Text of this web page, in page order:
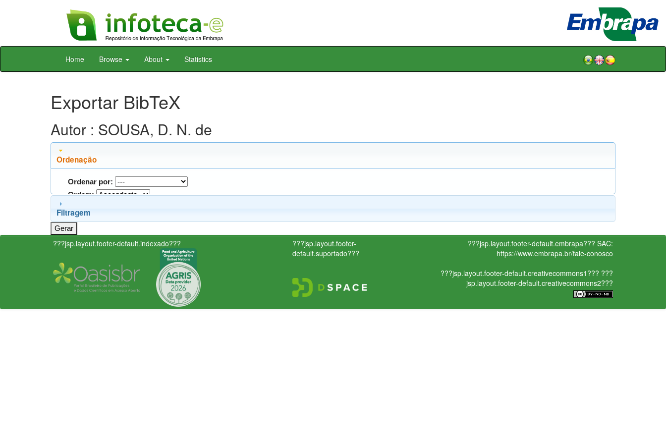
Skip
Home Browse About Statistics
Exportar BibTeX
Autor : SOUSA, D. N. de
Ordenação
Ordenar por:
Ordem:
Filtragem
???jsp.layout.footer-default.indexado???
???jsp.layout.footer-
default.suportado???
???jsp.layout.footer-default.embrapa??? SAC:
https://www.embrapa.br/fale-conosco
???jsp.layout.footer-default.creativecommons1??? ???
jsp.layout.footer-default.creativecommons2???